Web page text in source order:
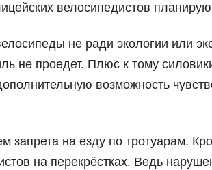
велосипедистов
не ради экологии или
не проедет. Плюс к тому
возможность
запрета на езду по тротуарам.
на перекрёстках. Ведь